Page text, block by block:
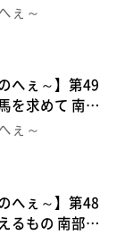
ズ➃
ぇ～
へぇ～】第49
を求めて 南部
ぇ～
へぇ～】第48
るもの 南部駒